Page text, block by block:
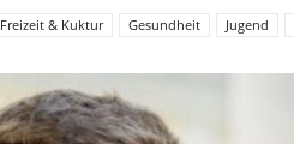
Freizeit & Kuktur Gesundheit Jugend